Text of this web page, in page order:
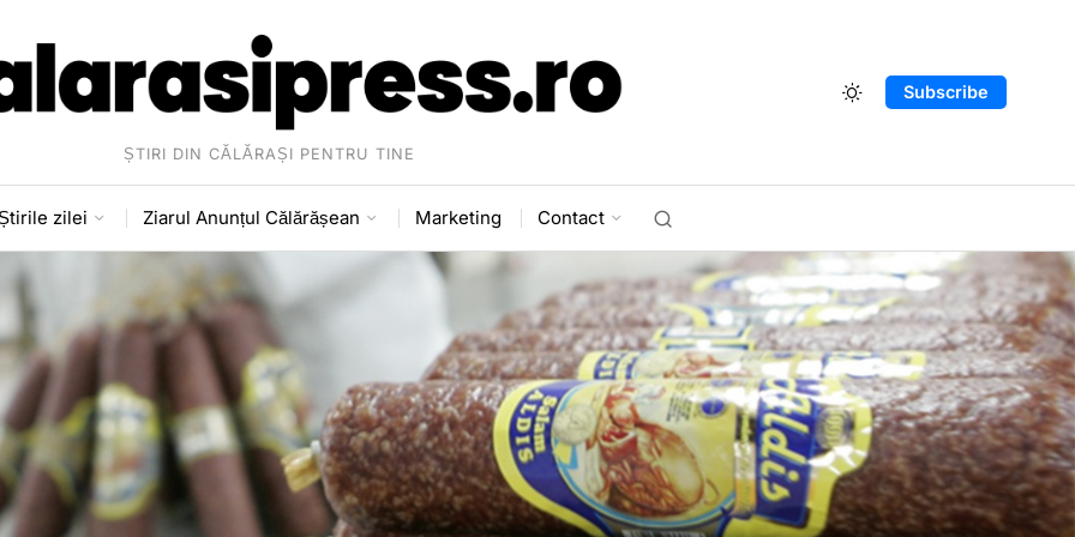
ȘTIRI DIN CĂLĂRAȘI PENTRU TINE
Subscribe
zilei Ziarul Anunțul Călărășean Marketing Contact